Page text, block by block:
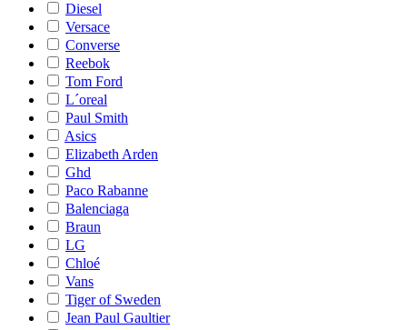
Diesel
Versace
Converse
Reebok
Tom Ford
L´oreal
Paul Smith
Asics
Elizabeth Arden
Ghd
Paco Rabanne
Balenciaga
Braun
LG
Chloé
Vans
Tiger of Sweden
Jean Paul Gaultier